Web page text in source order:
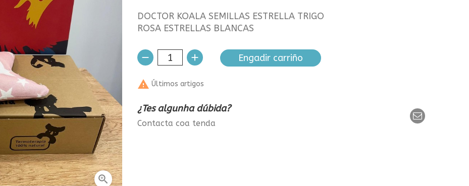

DOCTOR KOALA SEMILLAS ESTRELLA TRIGO
ROSA ESTRELLAS BLANCAS
Engadir carriño
 Últimos artigos
¿Tes algunha dúbida?
Contacta coa tenda